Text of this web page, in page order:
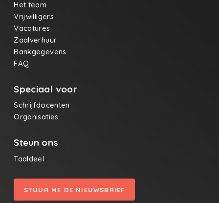
schrijfdocentenopleiding door collega Wim
Vercauteren en het boekje “Zakatlas van de
Belevingswereld.” Dit is Versie 2, na enkele kleine
correcties. Met dank aan de feedback van Vitalski.
Het team
Vrijwilligers
Vacatures
Zaalverhuur
Bankgegevens
FAQ
Speciaal voor
Schrijfdocenten
Organisaties
Steun ons
Taaldeel
STUUR ME DE NIEUWSBRIEF